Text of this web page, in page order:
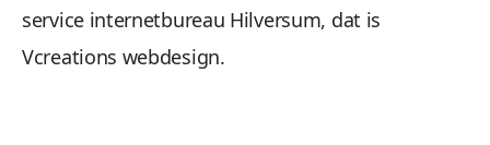
service internetbureau Hilversum, dat is
Vcreations webdesign.